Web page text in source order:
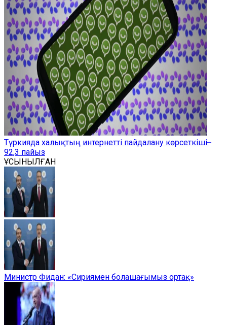
Түркияда халықтың интернетті пайдалану көрсеткіші ̶
92,3 пайыз
ҰСЫНЫЛҒАН
Министр Фидан: «Сириямен болашағымыз ортақ»